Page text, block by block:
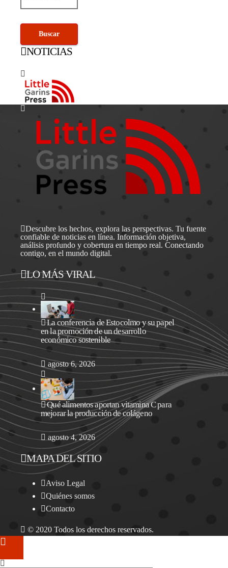
NOTICIAS
Descubre los hechos, explora las perspectivas. Tu fuente
confiable de noticias en línea. Información objetiva,
análisis profundo y cobertura en tiempo real. Conectando
contigo, en el mundo digital.
LO MÁS VIRAL
La conferencia de Estocolmo y su papel
en la promoción de un desarrollo
económico sostenible
agosto 6, 2026
Qué alimentos aportan vitamina C para
mejorar la producción de colágeno
agosto 4, 2026
MAPA DEL SITIO
Aviso Legal
Quiénes somos
Contacto
© 2020 Todos los derechos reservados.